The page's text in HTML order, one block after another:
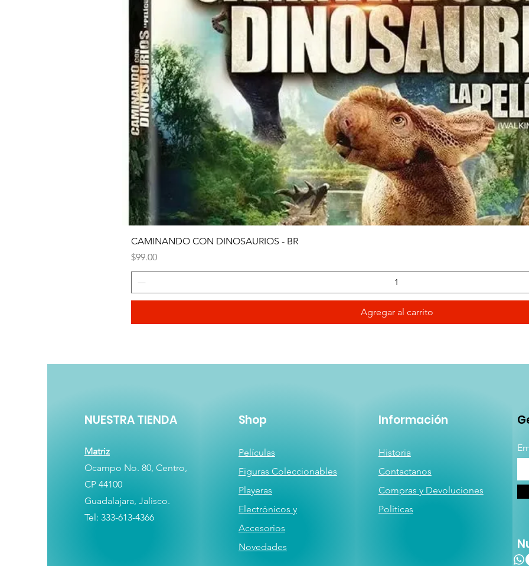
CAMINANDO CON DINOSAURIOS - BR
Precio
$99.00
Agregar al carrito
NUESTRA TIENDA
Matriz
Ocampo No. 80, Centro,
CP 44100
Guadalajara, Jalisco.
Tel: 333-613-4366
Shop
Películas
Figuras Coleccionables
Playeras
Electrónicos y
Accesorios
Novedades
Información
Historia
Contactanos
Compras y Devoluciones
Politicas
N